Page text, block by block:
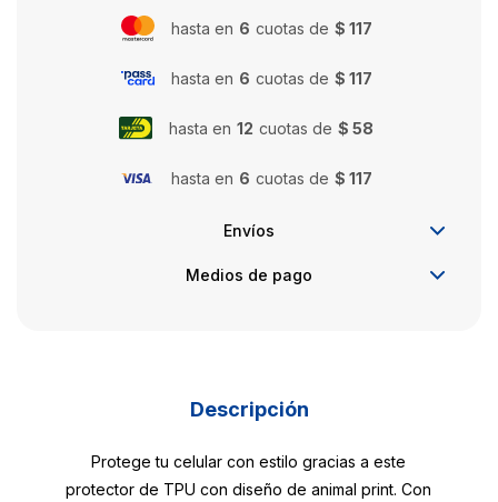
hasta en 6 cuotas de $ 117
hasta en 6 cuotas de $ 117
hasta en 12 cuotas de $ 58
hasta en 6 cuotas de $ 117
Envíos
Medios de pago
Descripción
Protege tu celular con estilo gracias a este
protector de TPU con diseño de animal print. Con